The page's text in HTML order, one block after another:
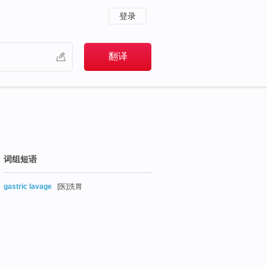
登录
词组短语
gastric lavage [医]洗胃